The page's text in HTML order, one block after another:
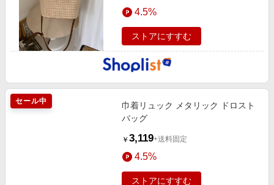
4.5%
ストアにすすむ
セール中
巾着リュック メタリック ドロスト
バッグ
￥ 3,119+送料固定
4.5%
ストアにすすむ